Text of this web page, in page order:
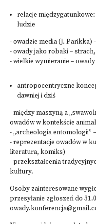
relacje
ludzie
- owadzie media (J.
- owady jako robaki –
- wielkie wymieranie –
antropocentryczne
dawniej i dziś
- między maszyną a
owadów w kontekście
- „archeologia entomologii”
- reprezentacje owadów w
literatura, komiks)
- przekształcenia
kultury.
Osoby zainteresowane
przesyłanie zgłoszeń do